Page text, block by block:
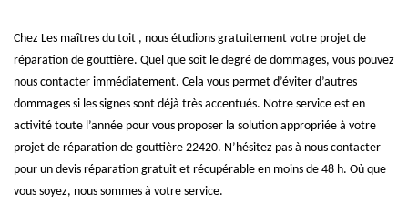
Chez Les maîtres du toit , nous étudions gratuitement votre projet de
réparation de gouttière. Quel que soit le degré de dommages, vous pouvez
nous contacter immédiatement. Cela vous permet d’éviter d’autres
dommages si les signes sont déjà très accentués. Notre service est en
activité toute l’année pour vous proposer la solution appropriée à votre
projet de réparation de gouttière 22420. N’hésitez pas à nous contacter
pour un devis réparation gratuit et récupérable en moins de 48 h. Où que
vous soyez, nous sommes à votre service.